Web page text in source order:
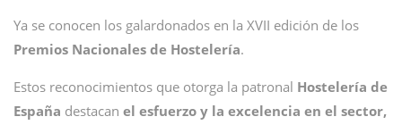
Ya se conocen los galardonados en la XVII edición de los
Premios Nacionales de Hostelería.
Estos reconocimientos que otorga la patronal Hostelería de
España destacan el esfuerzo y la excelencia en el sector,